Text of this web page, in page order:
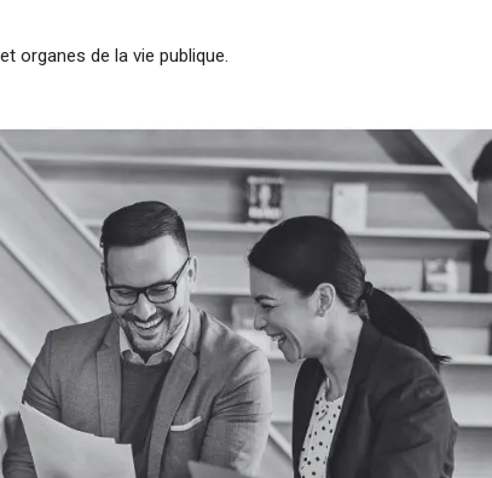
organes de la vie publique.
ne vous convient pas ? Découvrez toutes les
dates disponiblesici
S'inscrire à la réunion